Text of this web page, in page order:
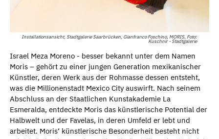
Installationsansicht, Stadtgalerie Saarbrücken, Gianfranco Foschino, MORIS, Foto:
Kuschnir - Stadtgalerie
Israel Meza Moreno - besser bekannt unter dem Namen
Moris – gehört zu einer jungen Generation mexikanischer
Künstler, deren Werk aus der Rohmasse dessen entsteht,
was die Millionenstadt Mexico City auswirft. Nach seinem
Abschluss an der Staatlichen Kunstakademie La
Esmeralda, entdeckte Moris das künstlerische Potential der
Halbwelt und der Favelas, in deren Umfeld er lebt und
arbeitet. Moris‘ künstlerische Besonderheit besteht nicht